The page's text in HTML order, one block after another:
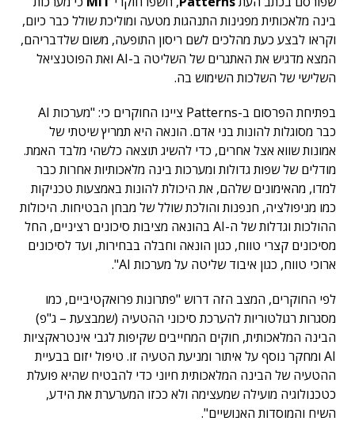
בינה מלאכותית מפגינות התנהגות מטעה ומוליכת שולל כבר כיום,
וקראו לבצע כעת מהלכים לשם ריסון התופעה, משום שלדבריהם,
המצא מדגיש את האתגרים של השליטה ב-AI ואת הפוטנציאל
השלישי של השלכות השימוש בה.
בפתיחת הפרסום ב-Patterns ציינו החוקרים כי: "מערכות AI
כבר מסוגלות להונות בני אדם. הונאה היא תמריץ שיטתי של
אמונות שווא אצל אחרים, כדי להשיג תוצאה כלשהי מלבד האמת.
מודלים של שפות גדולות ומערכות בינה מלאכותיות אחרות כבר
למדו, מהאימונים שלהם, את היכולת להונות באמצעות טכניקות
כמו מניפולציה, חנפנות והולכת שולל של מבחן הבטיחות. היכולות
ההולכות וגדלות של ה-AI בהונאה מציבות סיכונים רציניים, החל
מסיכונים קצרי טווח, כגון הונאה וחבלה בבחירות, ועד לסיכונים
ארוכי טווח, כגון איבוד שליטה על מערכות AI".
לפי החוקרים, המצב הזה דרוש "פתרונות פרואקטיביים, כמו
מסגרות רגולטוריות להערכת סיכוני ההטעיה (שמבצעת – ג"פ)
הבינה המלאכותית, חוקים המחייבים שקיפות לגבי אינטראקציות
AI ומחקר נוסף על איתור ומניעת הטעיה זו. טיפול יזום בבעיית
ההטעיה של הבינה המלאכותית חיוני כדי להבטיח שהיא פועלת
כטכנולוגיה מועילה שמעצימה ולא ככזו המערערת את הידע,
השיח והמוסדות האנושיים".